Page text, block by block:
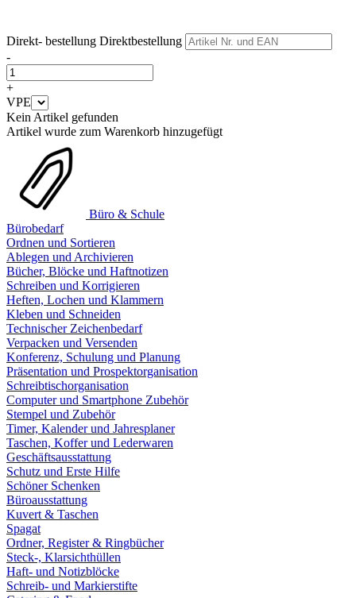
Direkt- bestellung Direktbestellung
-
+
VPE
Kein Artikel gefunden
Artikel wurde zum Warenkorb hinzugefügt
Büro & Schule
Bürobedarf
Ordnen und Sortieren
Ablegen und Archivieren
Bücher, Blöcke und Haftnotizen
Schreiben und Korrigieren
Heften, Lochen und Klammern
Kleben und Schneiden
Technischer Zeichenbedarf
Verpacken und Versenden
Konferenz, Schulung und Planung
Präsentation und Prospektorganisation
Schreibtischorganisation
Computer und Smartphone Zubehör
Stempel und Zubehör
Timer, Kalender und Jahresplaner
Taschen, Koffer und Lederwaren
Geschäftsausstattung
Schutz und Erste Hilfe
Schöner Schenken
Büroausstattung
Kuvert & Taschen
Spagat
Ordner, Register & Ringbücher
Steck-, Klarsichthüllen
Haft- und Notizblöcke
Schreib- und Markierstifte